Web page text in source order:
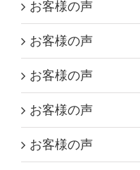
お客様の声
お客様の声
お客様の声
お客様の声
お客様の声